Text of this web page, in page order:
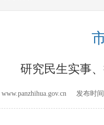
研究民生实事
www.panzhihua.gov.cn 发布时